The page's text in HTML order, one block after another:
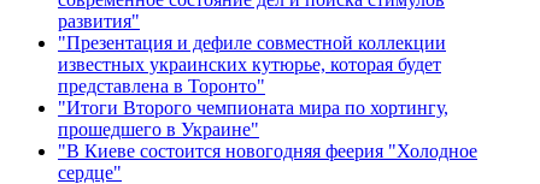
развития"
"Презентация и дефиле совместной коллекции
известных украинских кутюрье, которая будет
представлена в Торонто"
"Итоги Второго чемпионата мира по хортингу,
прошедшего в Украине"
"В Киеве состоится новогодняя феерия "Холодное
сердце"